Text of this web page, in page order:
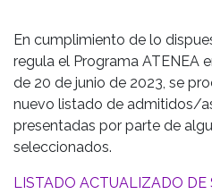
En cumplimiento de lo
regula el Programa ATENEA
de 20 de junio de 2023, se
nuevo listado de admitidos/
presentadas por parte de
seleccionados.
LISTADO ACTUALIZADO DE